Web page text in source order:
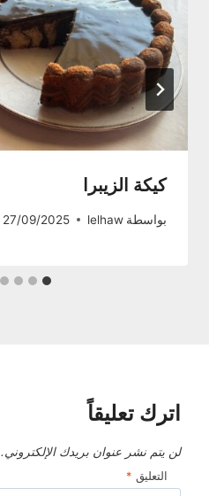
كيكة الزيبرا
بواسطة lelhaw
27/09/2025
اترك تعليقاً
لن يتم نشر عنوان بريدك الإلكتروني.
التعليق *